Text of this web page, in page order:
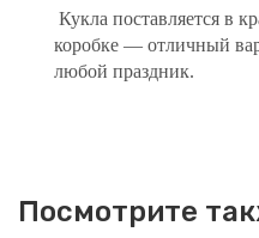
Кукла поставляется в
коробке — отличный
любой праздник.
Посмотрите